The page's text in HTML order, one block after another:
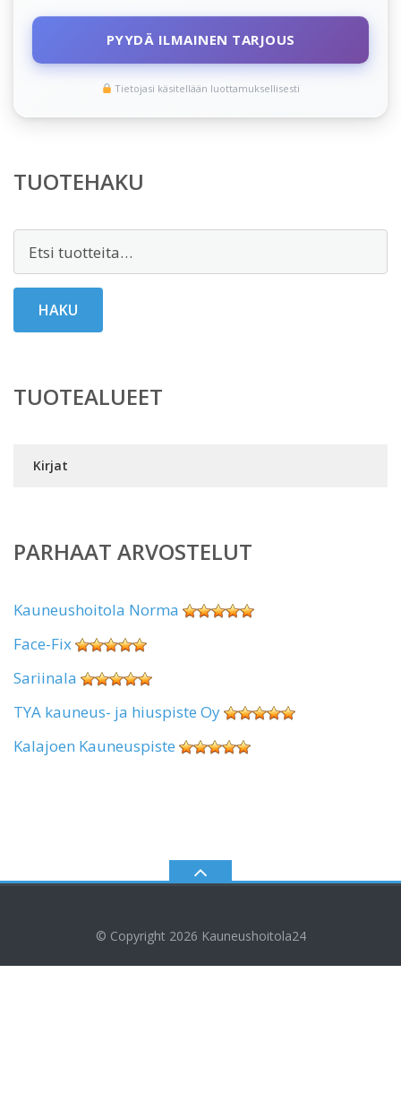
PYYDÄ ILMAINEN TARJOUS
Tietojasi käsitellään luottamuksellisesti
TUOTEHAKU
HAKU
TUOTEALUEET
Kirjat
PARHAAT ARVOSTELUT
Kauneushoitola Norma
Face-Fix
Sariinala
TYA kauneus- ja hiuspiste Oy
Kalajoen Kauneuspiste
© Copyright 2026 Kauneushoitola24